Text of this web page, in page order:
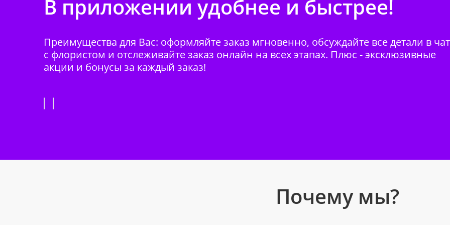
В приложении удобнее и быстрее!
Преимущества для Вас: оформляйте заказ мгновенно, обсуждайте все детали в
с флористом и отслеживайте заказ онлайн на всех этапах. Плюс - эксклюзивные
акции и бонусы за каждый заказ!
Почему мы?